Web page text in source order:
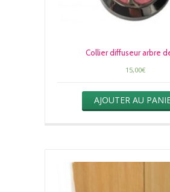
Collier diffuseur arbre
15,00€
AJOUTER AU